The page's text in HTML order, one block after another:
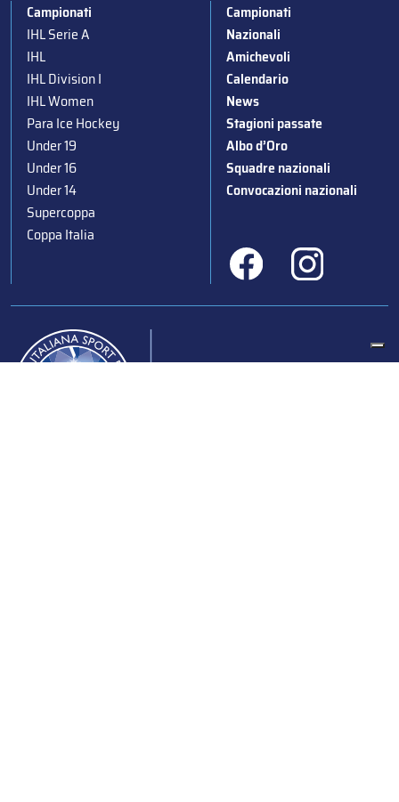
Campionati
IHL Serie A
IHL
IHL Division I
IHL Women
Para Ice Hockey
Under 19
Under 16
Under 14
Supercoppa
Coppa Italia
Campionati
Nazionali
Amichevoli
Calendario
News
Stagioni passate
Albo d’Oro
Squadre nazionali
Convocazioni nazionali